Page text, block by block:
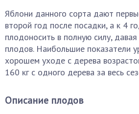
Яблони данного сорта дают
второй год после посадки, а к 4
плодоносить в полную силу,
плодов. Наибольшие показатели
хорошем уходе с дерева
160 кг с одного дерева за весь
Описание плодов